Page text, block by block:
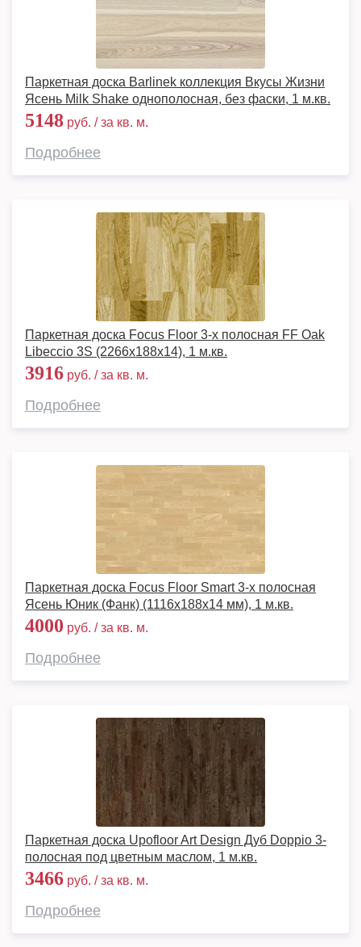
Паркетная доска Barlinek коллекция Вкусы Жизни
Ясень Milk Shake однополосная, без фаски, 1 м.кв.
5148 руб. / за кв. м.
Подробнее
Паркетная доска Focus Floor 3-х полосная FF Oak
Libeccio 3S (2266х188х14), 1 м.кв.
3916 руб. / за кв. м.
Подробнее
Паркетная доска Focus Floor Smart 3-х полосная
Ясень Юник (Фанк) (1116x188x14 мм), 1 м.кв.
4000 руб. / за кв. м.
Подробнее
Паркетная доска Upofloor Art Design Дуб Doppio 3-
полосная под цветным маслом, 1 м.кв.
3466 руб. / за кв. м.
Подробнее